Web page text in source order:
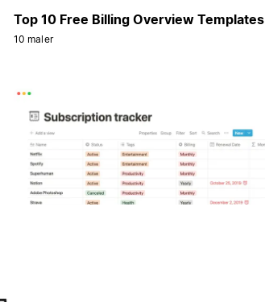
Top 10 Free Billing Overview Templates
10 maler